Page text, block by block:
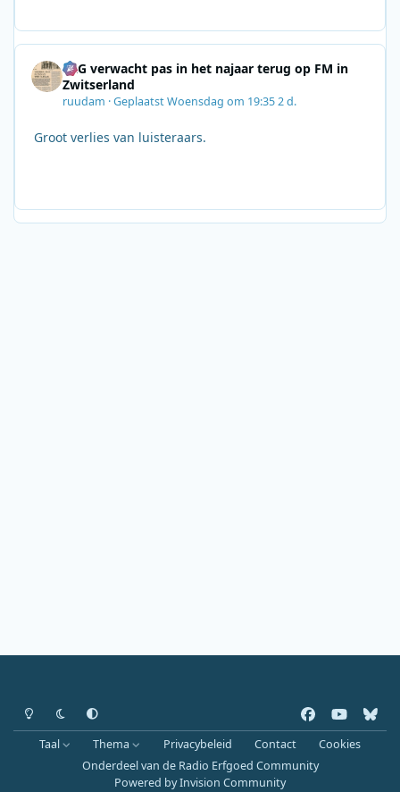
SRG verwacht pas in het najaar terug op FM in
Zwitserland
ruudam ·GeplaatstWoensdag om 19:352 d.
Groot verlies van luisteraars.
Heldere modus
Donkere modus
Systeemvoorkeur
a
c
e
o
u
b
l
u
Taal Thema Privacybeleid Contact
Cookies
Onderdeel van de Radio Erfgoed Community
Powered byInvision Community